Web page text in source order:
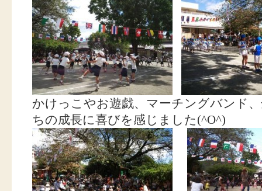
かけっこやお遊戯、マーチングバンド
ちの成長に喜びを感じました(^O^)